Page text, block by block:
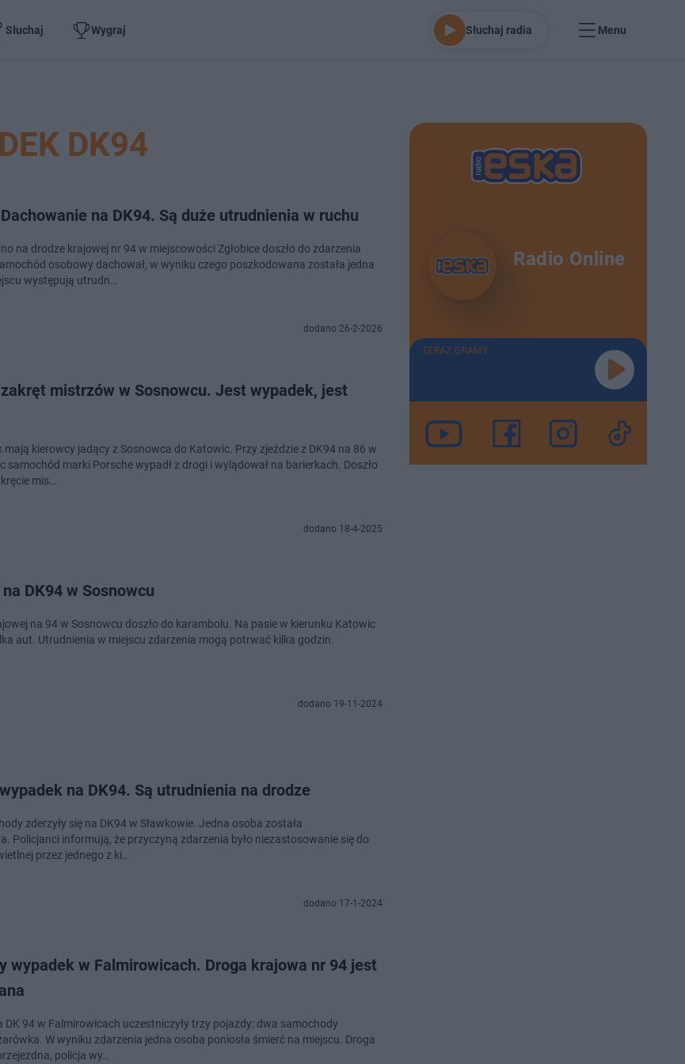
Słuchaj Wygraj Słuchaj radia Menu
DK94
na DK94. Są duże utrudnienia w ruchu
na drodze krajowej nr 94 w miejscowości Zgłobice doszło do zdarzenia
osobowy dachował, w wyniku czego poszkodowana została jedna
występują utrudn…
dodano 26-2-2026
mistrzów w Sosnowcu. Jest wypadek, jest
mają kierowcy jadący z Sosnowca do Katowic. Przy zjeździe z DK94 na 86 w
samochód marki Porsche wypadł z drogi i wylądował na barierkach. Doszło
mis…
dodano 18-4-2025
DK94 w Sosnowcu
na 94 w Sosnowcu doszło do karambolu. Na pasie w kierunku Katowic
aut. Utrudnienia w miejscu zdarzenia mogą potrwać kilka godzin.
dodano 19-11-2024
na DK94. Są utrudnienia na drodze
zderzyły się na DK94 w Sławkowie. Jedna osoba została
Policjanci informują, że przyczyną zdarzenia było niezastosowanie się do
przez jednego z ki…
dodano 17-1-2024
wypadek w Falmirowicach. Droga krajowa nr 94 jest
DK 94 w Falmirowicach uczestniczyły trzy pojazdy: dwa samochody
W wyniku zdarzenia jedna osoba poniosła śmierć na miejscu. Droga
policja wy…
Radio Online
TERAZ GRAMY